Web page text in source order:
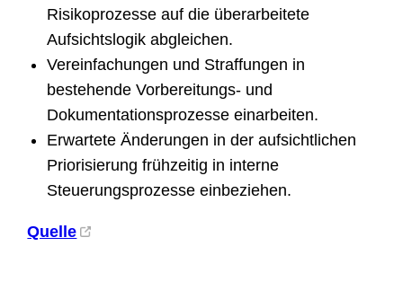
Risikoprozesse auf die überarbeitete
Aufsichtslogik abgleichen.
Vereinfachungen und Straffungen in
bestehende Vorbereitungs- und
Dokumentationsprozesse einarbeiten.
Erwartete Änderungen in der aufsichtlichen
Priorisierung frühzeitig in interne
Steuerungsprozesse einbeziehen.
Quelle